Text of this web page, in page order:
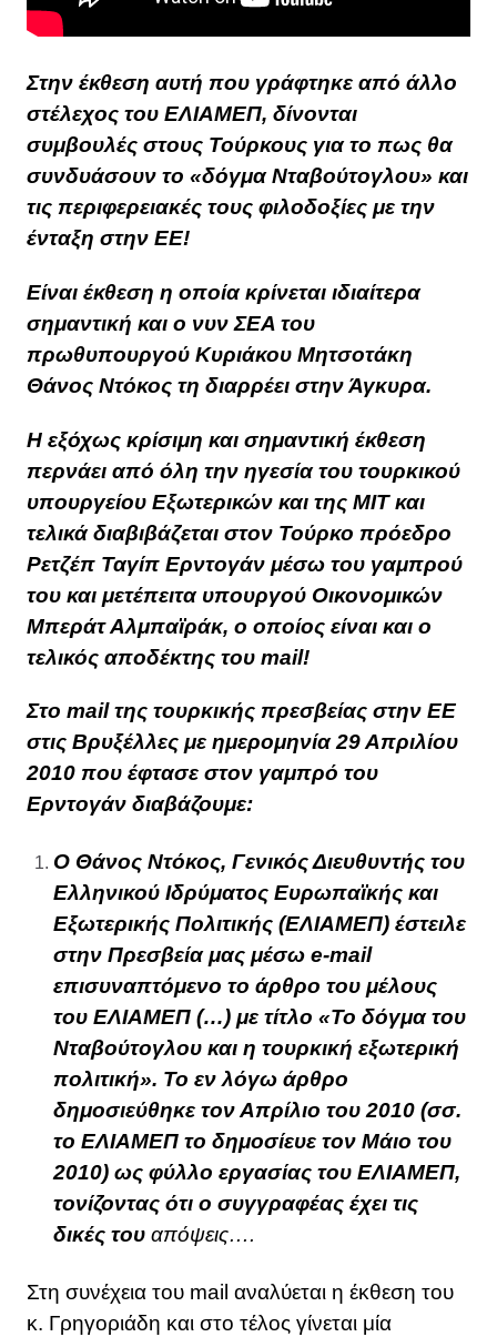
Στην έκθεση αυτή που γράφτηκε από άλλο
στέλεχος του ΕΛΙΑΜΕΠ, δίνονται
συμβουλές στους Τούρκους για το πως θα
συνδυάσουν το «δόγμα Νταβούτογλου» και
τις περιφερειακές τους φιλοδοξίες με την
ένταξη στην ΕΕ!
Είναι έκθεση η οποία κρίνεται ιδιαίτερα
σημαντική και ο νυν ΣΕΑ του
πρωθυπουργού Κυριάκου Μητσοτάκη
Θάνος Ντόκος τη διαρρέει στην Άγκυρα.
Η εξόχως κρίσιμη και σημαντική έκθεση
περνάει από όλη την ηγεσία του τουρκικού
υπουργείου Εξωτερικών και της ΜΙΤ και
τελικά διαβιβάζεται στον Τούρκο πρόεδρο
Ρετζέπ Ταγίπ Ερντογάν μέσω του γαμπρού
του και μετέπειτα υπουργού Οικονομικών
Μπεράτ Αλμπαϊράκ, ο οποίος είναι και ο
τελικός αποδέκτης του mail!
Στο mail της τουρκικής πρεσβείας στην ΕΕ
στις Βρυξέλλες με ημερομηνία 29 Απριλίου
2010 που έφτασε στον γαμπρό του
Ερντογάν διαβάζουμε:
Ο Θάνος Ντόκος, Γενικός Διευθυντής του
Ελληνικού Ιδρύματος Ευρωπαϊκής και
Εξωτερικής Πολιτικής (ΕΛΙΑΜΕΠ) έστειλε
στην Πρεσβεία μας μέσω e-mail
επισυναπτόμενο το άρθρο του μέλους
του ΕΛΙΑΜΕΠ (…) με τίτλο «Το δόγμα του
Νταβούτογλου και η τουρκική εξωτερική
πολιτική». Το εν λόγω άρθρο
δημοσιεύθηκε τον Απρίλιο του 2010 (σσ.
το ΕΛΙΑΜΕΠ το δημοσίευε τον Μάιο του
2010) ως φύλλο εργασίας του ΕΛΙΑΜΕΠ,
τονίζοντας ότι ο συγγραφέας έχει τις
δικές του απόψεις….
Στη συνέχεια του mail αναλύεται η έκθεση του
κ. Γρηγοριάδη και στο τέλος γίνεται μία